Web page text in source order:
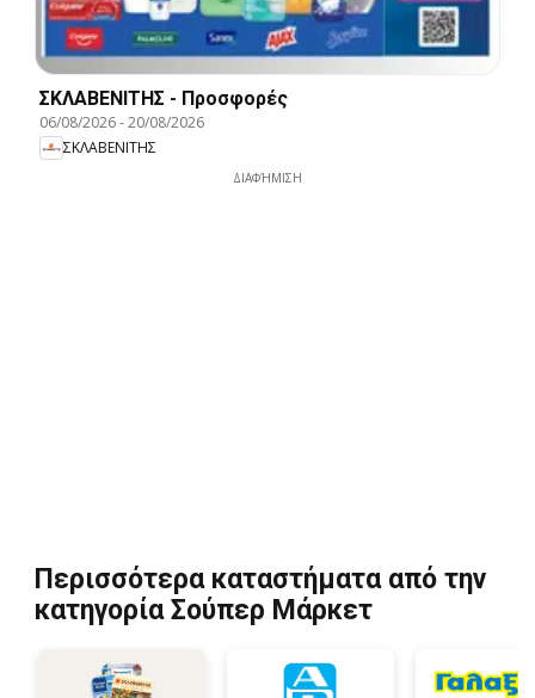
ΣΚΛΑΒΕΝΙΤΗΣ - Προσφορές
06/08/2026-20/08/2026
ΣΚΛΑΒΕΝΙΤΗΣ
ΔΙΑΦΉΜΙΣΗ
Περισσότερα καταστήματα από την
κατηγορία Σούπερ Μάρκετ